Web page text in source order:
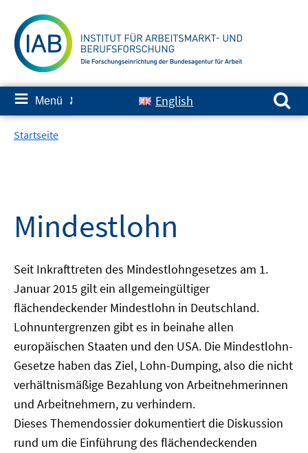
zum
Inhalt
≡ Menü ✘ English
Suchen nach:
Startseite
Mindestlohn
Seit Inkrafttreten des Mindestlohngesetzes am 1.
Januar 2015 gilt ein allgemeingültiger
flächendeckender Mindestlohn in Deutschland.
Lohnuntergrenzen gibt es in beinahe allen
europäischen Staaten und den USA. Die Mindestlohn-
Gesetze haben das Ziel, Lohn-Dumping, also die nicht
verhältnismäßige Bezahlung von Arbeitnehmerinnen
und Arbeitnehmern, zu verhindern.
Dieses Themendossier dokumentiert die Diskussion
rund um die Einführung des flächendeckenden